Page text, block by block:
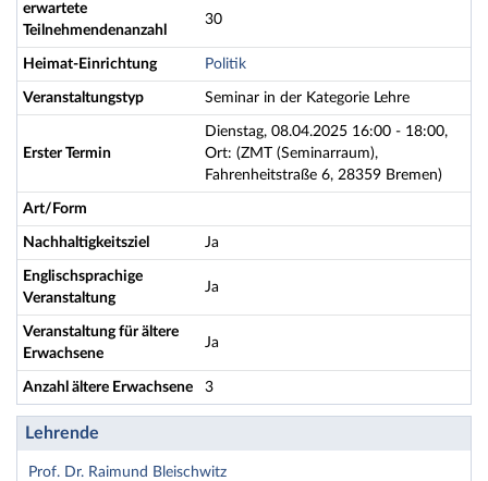
erwartete
Teilnehmendenanzahl
30
Heimat-Einrichtung Politik
Veranstaltungstyp Seminar in der Kategorie Lehre
Erster Termin
Dienstag, 08.04.2025 16:00 - 18:00,
Ort: (ZMT (Seminarraum),
Fahrenheitstraße 6, 28359 Bremen)
Art/Form
Nachhaltigkeitsziel Ja
Englischsprachige
Veranstaltung
Ja
Veranstaltung für ältere
Erwachsene
Ja
Anzahl ältere Erwachsene 3
Lehrende
Prof. Dr. Raimund Bleischwitz